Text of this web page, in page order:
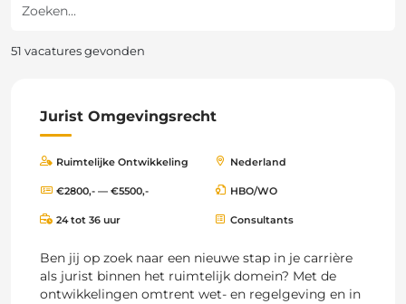
Zoeken
51 vacatures gevonden
Jurist Omgevingsrecht
Ruimtelijke Ontwikkeling Nederland
€2800,- — €5500,- HBO/WO
24 tot 36 uur Consultants
Ben jij op zoek naar een nieuwe stap in je carrière
als jurist binnen het ruimtelijk domein? Met de
ontwikkelingen omtrent wet- en regelgeving en in